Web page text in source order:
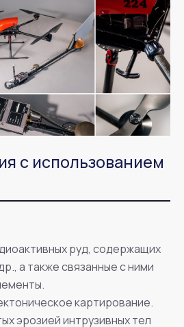
с использованием
руд, содержащих
а также связанные с ними
картирование.
эрозией интрузивных тел